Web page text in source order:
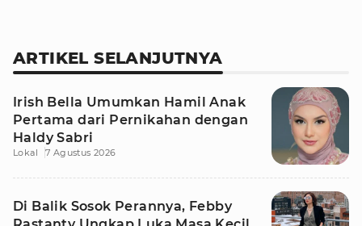
ARTIKEL SELANJUTNYA
Irish Bella Umumkan Hamil Anak
Pertama dari Pernikahan dengan
Haldy Sabri
Lokal 7 Agustus 2026
Di Balik Sosok Perannya, Febby